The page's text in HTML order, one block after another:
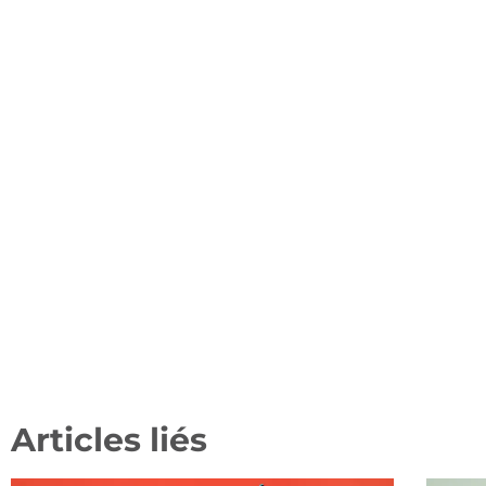
Articles liés